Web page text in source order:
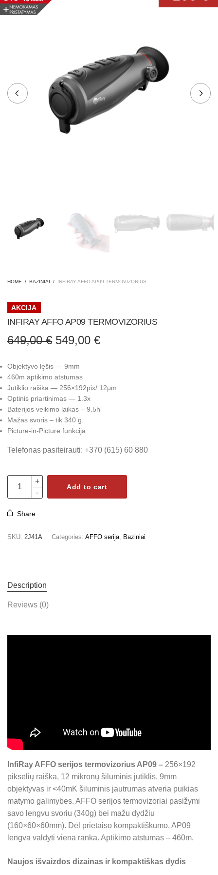
HOME / BAZINIAI / INFIRAY AFFO AP09 TERMOVIZORIUS
AKCIJA
INFIRAY AFFO AP09 TERMOVIZORIUS
649,00€ Original
was:
649,00 €.
549,00€Current
Objektyvo lęšis — 9mm
460m aptikimo atstumas
Jutiklio raiška — 256×192pix/ 12μm
Optinis priartinimas — 1.3x
Baterijos veikimo laikas – 9.5h
Mažas svoris – tik 340 g.
Picture-in-Picture funkcija
Telefonas pasiteirauti: +370 (615) 60 880
Add to cart
Share
SKU: 2J41A Categories: AFFO serija, Baziniai
Description
Reviews (0)
InfiRay AFFO serijos termovizorius AP09 – 256×192
pikselių raiška, 12 mikronų šiluminis jutiklis, 9mm
objektyvas ir <40mK šiluminis jautrumas atveria puikias
matymo galimybes. AFFO serijos termovizoriai pasižymi
savo lengvu svoriu (340g) bei mažu dydžiu
(160×60×60mm). Dėl prietaiso kompaktiškumo, AP09
lengva valdyti viena ranka. Aptikimo atstumas – 460m.
Naujos išvaizdos dizainas ir kompaktiškas dydis